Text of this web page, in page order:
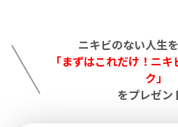
ニキビのない人生
「まずはこれだけ！ニ
ク」
をプレゼン